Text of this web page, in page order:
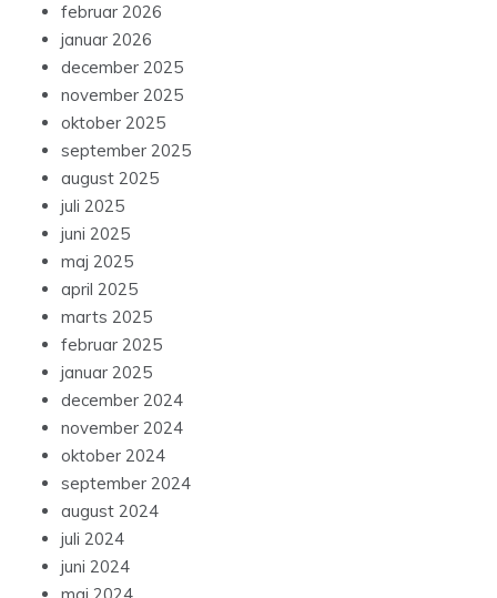
februar 2026
januar 2026
december 2025
november 2025
oktober 2025
september 2025
august 2025
juli 2025
juni 2025
maj 2025
april 2025
marts 2025
februar 2025
januar 2025
december 2024
november 2024
oktober 2024
september 2024
august 2024
juli 2024
juni 2024